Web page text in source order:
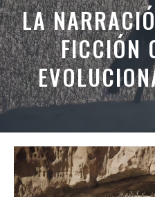
LA
FICCIÓN